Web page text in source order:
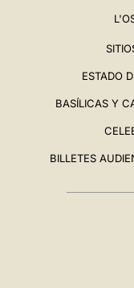
ESTADO
BASÍLICAS Y
BILLETES